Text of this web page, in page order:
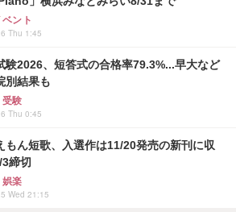
ント
Thu 1:45
験2026、短答式の合格率79.3%...早大など
別結果も
験
Thu 0:45
もん短歌、入選作は11/20発売の新刊に収
締切
楽
Wed 21:15